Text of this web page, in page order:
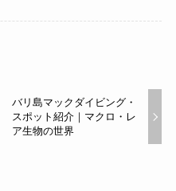
バリ島マックダイビング・
スポット紹介｜マクロ・レ
ア生物の世界